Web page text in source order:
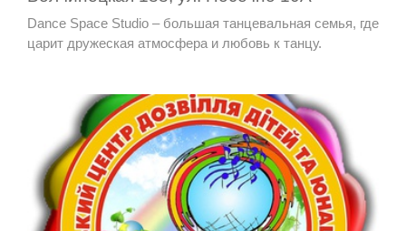
Dance Space Studio – большая танцевальная семья, где
царит дружеская атмосфера и любовь к танцу.